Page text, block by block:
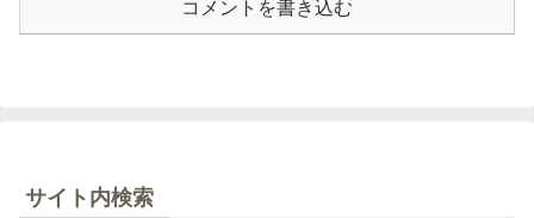
コメントを書き込む
サイト内検索